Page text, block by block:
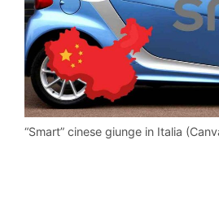
“Smart” cinese giunge in Italia